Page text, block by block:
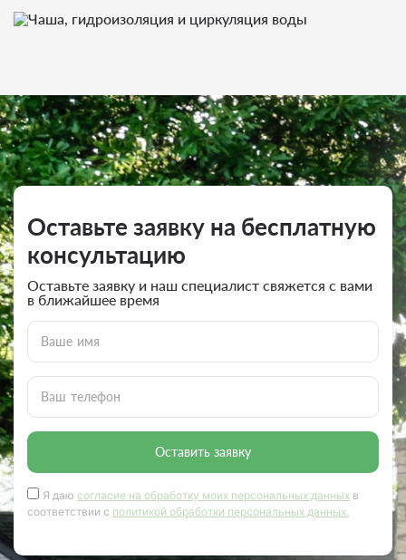
Оставьте заявку на бесплатную
консультацию
Оставьте заявку и наш специалист свяжется с вами
в ближайшее время
Ваше имя
Ваш телефон
Оставить заявку
Я даю согласие на обработку моих персональных данных в
соответствии с политикой обработки персональных данных.